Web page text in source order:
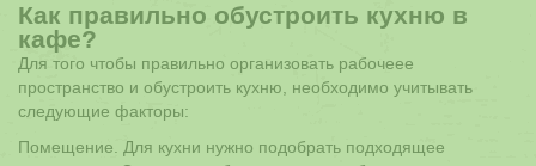
Как правильно обустроить кухню в
кафе?
Для того чтобы правильно организовать рабочеее
пространство и обустроить кухню, необходимо учитывать
следующие факторы:
Помещение. Для кухни нужно подобрать подходящее